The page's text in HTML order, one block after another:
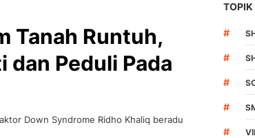
Tanah Runtuh,
dan Peduli Pada
Down Syndrome Ridho Khaliq beradu
TOPIK
#
#
#
#
#